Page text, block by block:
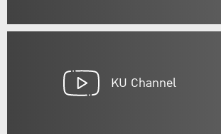
KU Channel